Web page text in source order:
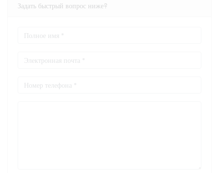
Задать быстрый вопрос ниже?